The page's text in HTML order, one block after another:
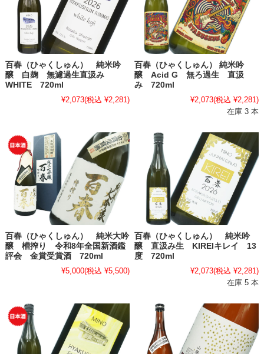
百春（ひゃくしゅん） 純米吟
醸 白麹 無濾過生直汲み
WHITE 720ml
¥2,073(税込 ¥2,281)
百春（ひゃくしゅん） 純米吟
醸 Acid G 無ろ過生 直汲
み 720ml
¥2,073(税込 ¥2,281)
在庫 3 本
百春（ひゃくしゅん） 純米大吟
醸 槽搾り 令和8年全国新酒鑑
評会 金賞受賞酒 720ml
¥5,000(税込 ¥5,500)
百春（ひゃくしゅん） 純米吟
醸 直汲み生 KIREIキレイ 13
度 720ml
¥2,073(税込 ¥2,281)
在庫 5 本